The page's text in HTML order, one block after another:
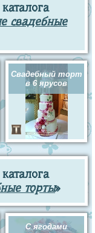
свадебные
Свадебный торт
в 6 ярусов
торты»
С ягодами